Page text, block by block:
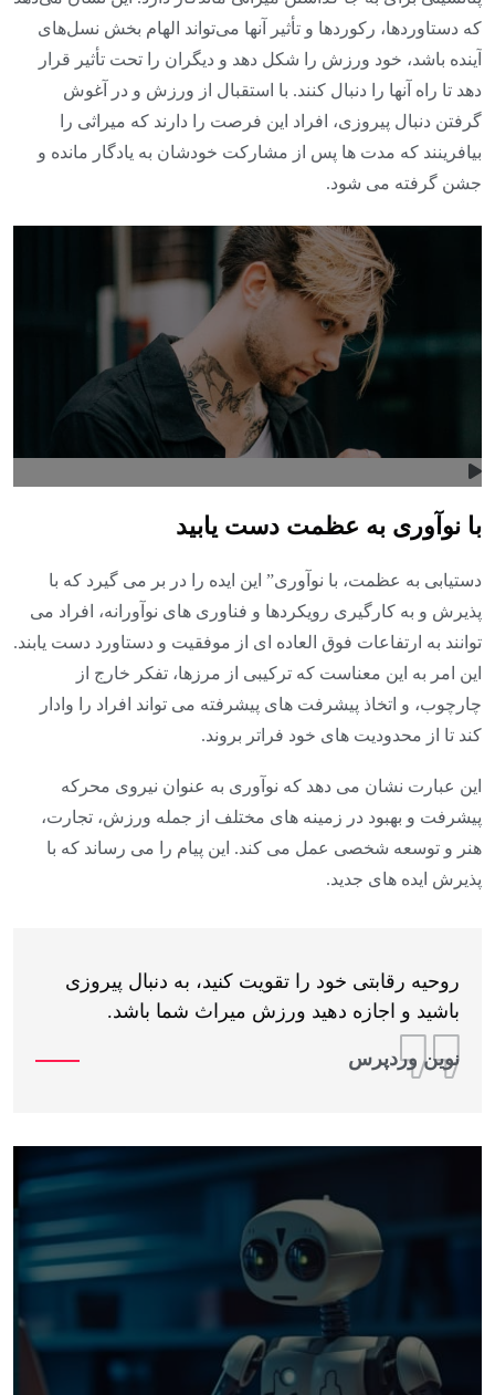
که دستاوردها، رکوردها و تأثیر آنها می‌تواند الهام بخش نسل‌های
آینده باشد، خود ورزش را شکل دهد و دیگران را تحت تأثیر قرار
دهد تا راه آنها را دنبال کنند. با استقبال از ورزش و در آغوش
گرفتن دنبال پیروزی، افراد این فرصت را دارند که میراثی را
بیافرینند که مدت ها پس از مشارکت خودشان به یادگار مانده و
جشن گرفته می شود.
با نوآوری به عظمت دست یابید
دستیابی به عظمت، با نوآوری” این ایده را در بر می گیرد که با
پذیرش و به کارگیری رویکردها و فناوری های نوآورانه، افراد می
توانند به ارتفاعات فوق العاده ای از موفقیت و دستاورد دست یابند.
این امر به این معناست که ترکیبی از مرزها، تفکر خارج از
چارچوب، و اتخاذ پیشرفت های پیشرفته می تواند افراد را وادار
کند تا از محدودیت های خود فراتر بروند.
این عبارت نشان می دهد که نوآوری به عنوان نیروی محرکه
پیشرفت و بهبود در زمینه های مختلف از جمله ورزش، تجارت،
هنر و توسعه شخصی عمل می کند. این پیام را می رساند که با
پذیرش ایده های جدید.
روحیه رقابتی خود را تقویت کنید، به دنبال پیروزی
باشید و اجازه دهید ورزش میراث شما باشد.
نوین وردپرس